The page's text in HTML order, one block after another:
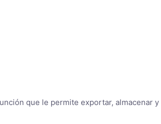
que le permite exportar, almacenar y